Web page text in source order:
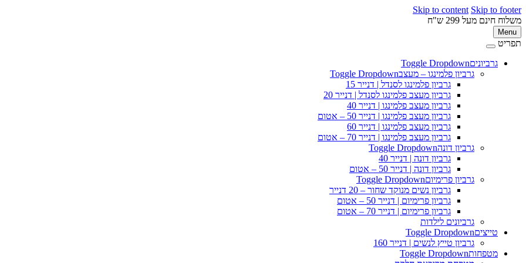
Skip to content Skip to footer
משלוח חינם מעל 299 ש"ח
Menu
תפריט
גרביוניםToggle Dropdown
גרביון פלמינגו – מעצבToggle Dropdown
גרביון פלמינגו לסנדל | דנייר 15
גרביון מעצב פלמינגו לסנדל | דנייר 20
גרביון מעצב פלמינגו | דנייר 40
גרביון מעצב פלמינגו | דנייר 50 – אטום
גרביון מעצב פלמינגו | דנייר 60
גרביון מעצב פלמינגו | דנייר 70 – אטום
גרביון דונהToggle Dropdown
גרביון דונה | דנייר 40
גרביון דונה | דנייר 50 – אטום
גרביון פרימיוםToggle Dropdown
גרביון נשים מנוקד שחור – 20 דנייר
גרביון פרימיום | דנייר 50 – אטום
גרביון פרימיום | דנייר 70 – אטום
גרביונים לילדות
טייציםToggle Dropdown
גרביון טייץ לנשים | דנייר 160
מטפחותToggle Dropdown